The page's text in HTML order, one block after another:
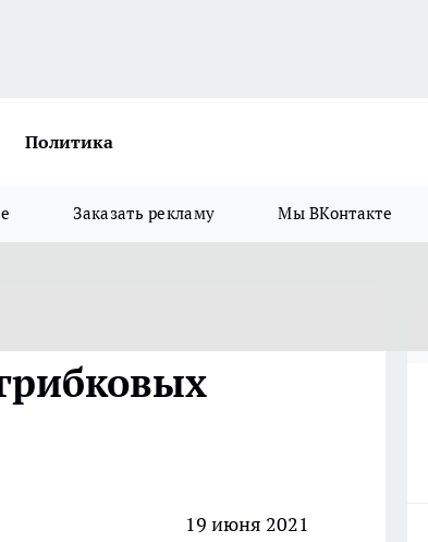
Политика
Заказать рекламу Мы ВКонтакте
19 июня 2021